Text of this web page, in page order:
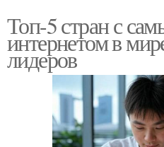
Топ-5 стран с
интернетом в
лидеров